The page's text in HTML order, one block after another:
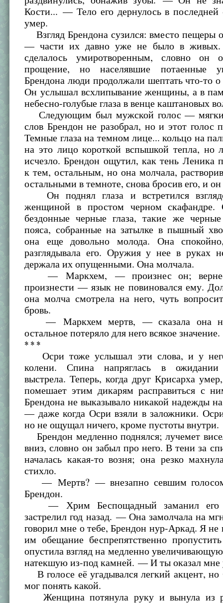
Кости... — Тело его дернулось в последней
умер.
Взгляд Брендона сузился: вместо пещеры
— части их давно уже не было в
сделалось умиротворенным, словно он
прощение, но населявшие потаенные
Брендона люди продолжали шептать что-то о
Он услышал всхлипывание женщины, а в
небесно-голубые глаза в венце каштановых
Следующим был мужской голос —
слов Брендон не разобрал, но и этот голос
Темные глаза на темном лице... кольцо на
на это лицо короткой вспышкой тепла, но
исчезло. Брендон ощутил, как тень Леника
к тем, остальным, но она молчала,
остальными в темноте, снова бросив его, и
Он поднял глаза и встретился
женщиной в простом черном скафандре.
бездонные черные глаза, такие же
пояса, собранные на затылке в пышный
она еще довольно молода. Она
разглядывала его. Оружия у нее в руках
держала их опущенными. Она молчала.
— Маркхем, — произнес он; вернее,
произнести — язык не повиновался ему.
она молча смотрела на него, чуть
бровь.
— Маркхем мертв, — сказала она
остальное потеряло для него всякое значение.
* * *
Осри тоже услышал эти слова, и у
колени. Спина напряглась в ожидании
выстрела. Теперь, когда друг Крисарха
помешает этим дикарям расправиться с
Брендона не выказывало никакой надежды
— даже когда Осри взяли в заложники.
но не ощущал ничего, кроме пустоты внутри.
Брендон медленно поднялся; лучемет
вниз, словно он забыл про него. В тени за
началась какая-то возня; она резко
стихло.
— Мертв? — внезапно севшим голосом
Брендон.
— Хрим Беспощадный заманил его
застрелил год назад. — Она замолчала на
говорил мне о тебе, Брендон нур-Аркад. Я
им обещание беспрепятственно
опустила взгляд на медленно
натекшую из-под камней. — И ты оказал мне
В голосе её угадывался легкий акцент,
мог понять какой.
Женщина потянула руку и вынула из